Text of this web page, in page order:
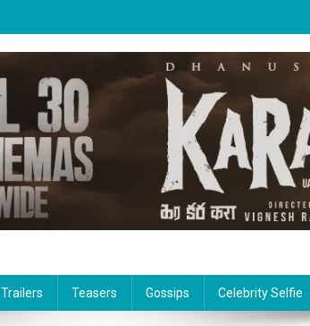
Trailers Teasers Gossips Celebrity Selfie